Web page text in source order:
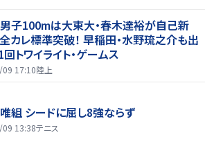
男子100mは大東大・春木達裕が自己新
カレ標準突破！ 早稲田・水野琉之介も出
トワイライト・ゲームス
17:10陸上
組 シードに屈し8強ならず
13:38テニス